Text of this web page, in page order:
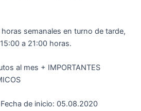
semanales en turno de tarde,
a 21:00 horas.
al mes + IMPORTANTES
de inicio: 05.08.2020